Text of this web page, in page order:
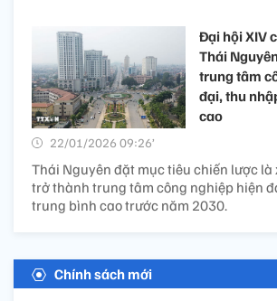
Đại hội XIV
Thái
trung tâm
đại, thu
cao
22/01/2026 09:26’
Thái Nguyên đặt mục tiêu chiến lược là
trở thành trung tâm công nghiệp hiện
trung bình cao trước năm 2030.
Chính sách mới